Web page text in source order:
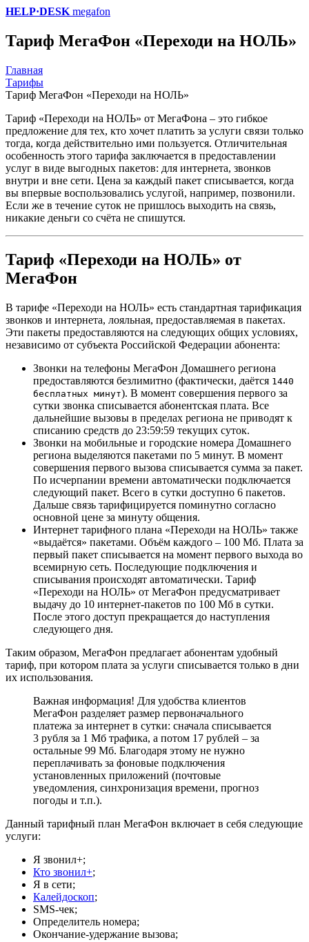
HELP·DESK megafon
Тариф МегаФон «Переходи на НОЛЬ»
Главная
Тарифы
Тариф МегаФон «Переходи на НОЛЬ»
Тариф «Переходи на НОЛЬ» от МегаФона – это гибкое
предложение для тех, кто хочет платить за услуги связи только
тогда, когда действительно ими пользуется. Отличительная
особенность этого тарифа заключается в предоставлении
услуг в виде выгодных пакетов: для интернета, звонков
внутри и вне сети. Цена за каждый пакет списывается, когда
вы впервые воспользовались услугой, например, позвонили.
Если же в течение суток не пришлось выходить на связь,
никакие деньги со счёта не спишутся.
Тариф «Переходи на НОЛЬ» от
МегаФон
В тарифе «Переходи на НОЛЬ» есть стандартная тарификация
звонков и интернета, лояльная, предоставляемая в пакетах.
Эти пакеты предоставляются на следующих общих условиях,
независимо от субъекта Российской Федерации абонента:
Звонки на телефоны МегаФон Домашнего региона
предоставляются безлимитно (фактически, даётся 1440
бесплатных минут). В момент совершения первого за
сутки звонка списывается абонентская плата. Все
дальнейшие вызовы в пределах региона не приводят к
списанию средств до 23:59:59 текущих суток.
Звонки на мобильные и городские номера Домашнего
региона выделяются пакетами по 5 минут. В момент
совершения первого вызова списывается сумма за пакет.
По исчерпании времени автоматически подключается
следующий пакет. Всего в сутки доступно 6 пакетов.
Дальше связь тарифицируется поминутно согласно
основной цене за минуту общения.
Интернет тарифного плана «Переходи на НОЛЬ» также
«выдаётся» пакетами. Объём каждого – 100 Мб. Плата за
первый пакет списывается на момент первого выхода во
всемирную сеть. Последующие подключения и
списывания происходят автоматически. Тариф
«Переходи на НОЛЬ» от МегаФон предусматривает
выдачу до 10 интернет-пакетов по 100 Мб в сутки.
После этого доступ прекращается до наступления
следующего дня.
Таким образом, МегаФон предлагает абонентам удобный
тариф, при котором плата за услуги списывается только в дни
их использования.
Важная информация! Для удобства клиентов
МегаФон разделяет размер первоначального
платежа за интернет в сутки: сначала списывается
3 рубля за 1 Мб трафика, а потом 17 рублей – за
остальные 99 Мб. Благодаря этому не нужно
переплачивать за фоновые подключения
установленных приложений (почтовые
уведомления, синхронизация времени, прогноз
погоды и т.п.).
Данный тарифный план МегаФон включает в себя следующие
услуги:
Я звонил+;
Кто звонил+;
Я в сети;
Калейдоскоп;
SMS-чек;
Определитель номера;
Окончание-удержание вызова;